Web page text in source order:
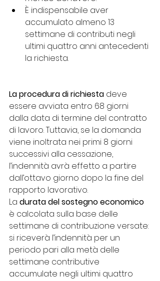
È indispensabile aver
accumulato almeno 13
settimane di contributi negli
ultimi quattro anni antecedenti
la richiesta.
La procedura di richiesta deve
essere avviata entro 68 giorni
dalla data di termine del contratto
di lavoro. Tuttavia, se la domanda
viene inoltrata nei primi 8 giorni
successivi alla cessazione,
l’indennità avrà effetto a partire
dall’ottavo giorno dopo la fine del
rapporto lavorativo.
La durata del sostegno economico
è calcolata sulla base delle
settimane di contribuzione versate:
si riceverà l’indennità per un
periodo pari alla metà delle
settimane contributive
accumulate negli ultimi quattro